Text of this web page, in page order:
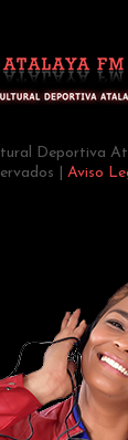
Deportiva
| Aviso